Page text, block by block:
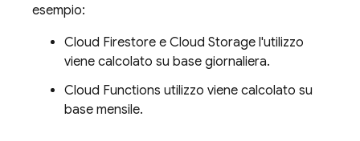
esempio:
Cloud Firestore e Cloud Storage l'utilizzo
viene calcolato su base giornaliera.
Cloud Functions utilizzo viene calcolato su
base mensile.